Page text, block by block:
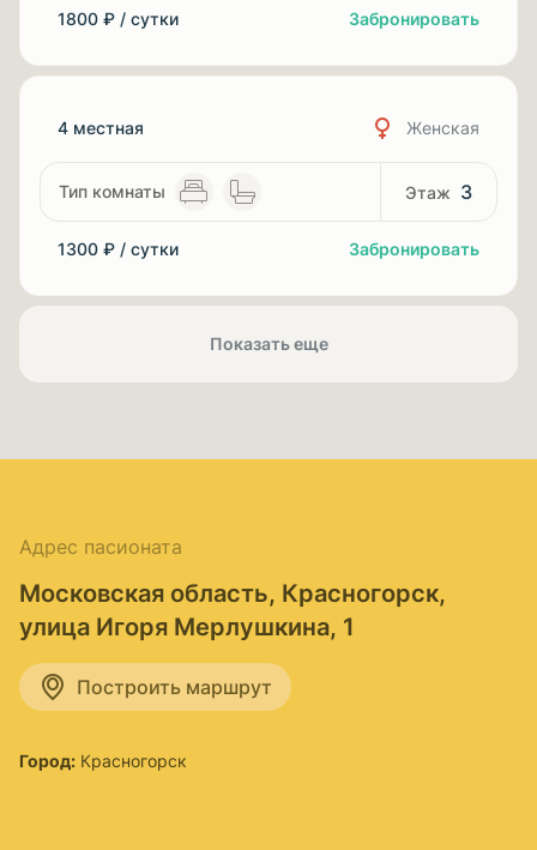
1800 ₽ / сутки Забронировать
4 местная Женская
3
1300 ₽ / сутки Забронировать
Показать еще
Адрес пасионата
Московская область, Красногорск,
улица Игоря Мерлушкина, 1
Построить маршрут
Город: Красногорск